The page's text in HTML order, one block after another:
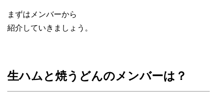
まずはメンバーから
紹介していきましょう。
生ハムと焼うどんのメンバーは？